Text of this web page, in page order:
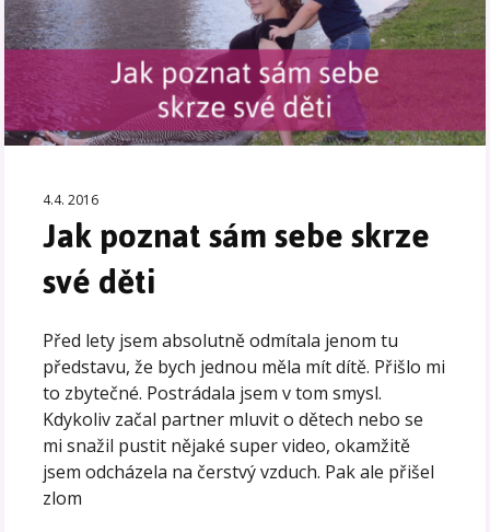
4.4. 2016
Jak poznat sám sebe skrze
své děti
Před lety jsem absolutně odmítala jenom tu
představu, že bych jednou měla mít dítě. Přišlo mi
to zbytečné. Postrádala jsem v tom smysl.
Kdykoliv začal partner mluvit o dětech nebo se
mi snažil pustit nějaké super video, okamžitě
jsem odcházela na čerstvý vzduch. Pak ale přišel
zlom